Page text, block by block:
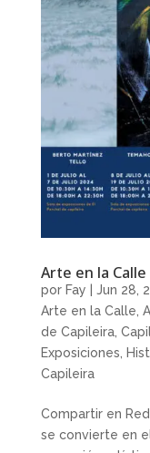
Arte en la Calle
por Fay Jun 28,
Arte en la Calle
de Capileira,
Exposiciones
Capileira
Compartir en
se convierte en